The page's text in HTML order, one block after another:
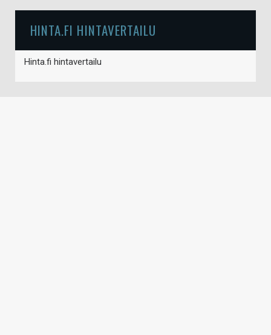
HINTA.FI HINTAVERTAILU
Hinta.fi hintavertailu